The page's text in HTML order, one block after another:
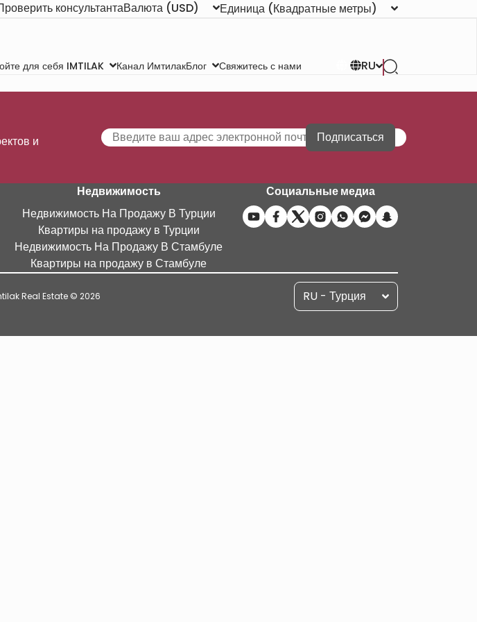
консультантаВалюта (USD) Единица (Квадратные метры)
для себя IMTILAK Канал ИмтилакБлог Свяжитесь с нами RU
и
Подписаться
Недвижимость
Недвижимость На Продажу В Турции
Квартиры на продажу в Турции
Недвижимость На Продажу В Стамбуле
Квартиры на продажу в Стамбуле
Социальные медиа
Real Estate © 2026 RU - Турция